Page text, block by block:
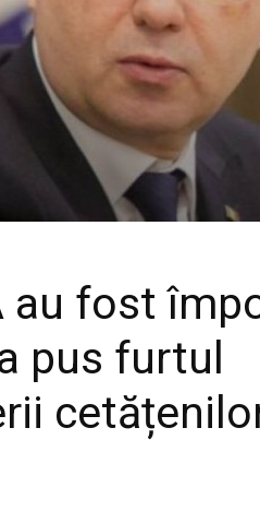
au fost
pus furtul